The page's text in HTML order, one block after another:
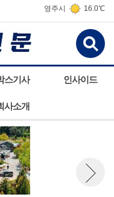
영주시 16.0℃
스기사 인사이드
사소개